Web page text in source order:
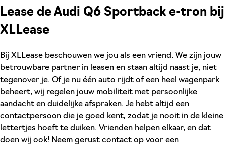
Lease de Audi Q6 Sportback e-tron bij
XLLease
Bij XLLease beschouwen we jou als een vriend. We zijn jouw
betrouwbare partner in leasen en staan altijd naast je, niet
tegenover je. Of je nu één auto rijdt of een heel wagenpark
beheert, wij regelen jouw mobiliteit met persoonlijke
aandacht en duidelijke afspraken. Je hebt altijd een
contactpersoon die je goed kent, zodat je nooit in de kleine
lettertjes hoeft te duiken. Vrienden helpen elkaar, en dat
doen wij ook! Neem gerust contact op voor een